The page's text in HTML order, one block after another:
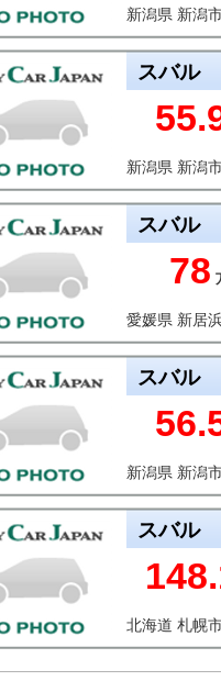
新潟県 新潟
スバル
新潟県 新潟
スバル
78
愛媛県 新居
スバル
新潟県 新潟
スバル
北海道 札幌